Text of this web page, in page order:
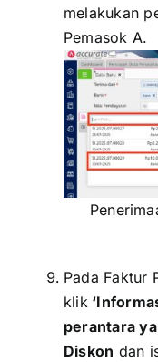
melakukan
Pemasok A.
Pada Faktur
klik
perantara
Diskon dan